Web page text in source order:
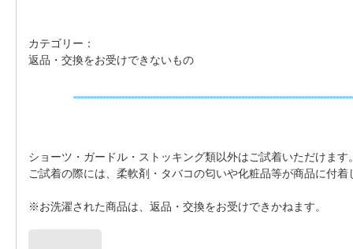
カテゴリー：
返品・交換をお受けできないもの
ショーツ・ガードル・ストッキング類以外はご試着いただけます
ご試着の際には、柔軟剤・タバコの匂いや化粧品等が商品に付
※お洗濯された商品は、返品・交換をお受けできかねます。